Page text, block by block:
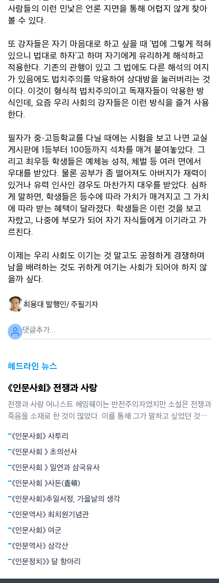
사람들의 이런 민낯은 언론 지면을 통해 어렵지 않게 찾아
볼 수 있다.
또 강자들은 자기 마음대로 하고 싶을 때 '법에 그렇게 적혀
있으니 법대로 하자'고 하며 자기에게 유리하게 해석하고
적용한다. 기존의 관행이 있고 그 법에도 다른 해석의 여지
가 있음에도 법치주의를 악용하여 상대방을 눌러버리는 것
이다. 이것이 형식적 법치주의이고 독재자들이 악용한 방
식인데, 요즘 우리 사회의 강자들은 이런 방식을 즐겨 사용
한다.
필자가 중·고등학교를 다닐 때에는 시험을 보고 나면 교실
게시판에 1등부터 100등까지 석차를 매겨 붙여놓았다. 그
리고 최우등 학생들은 예체능 성적, 체벌 등 여러 면에서
우대를 받았다. 물론 공부가 좀 떨어져도 아버지가 재력이
있거나 유력 인사인 경우도 마찬가지 대우를 받았다. 심하
게 말하면, 학생들은 등수에 따라 가치가 매겨지고 그 가치
에 따라 받는 혜택이 달라졌다. 학생들은 이런 것을 보고
자랐고, 나중에 부모가 되어 자기 자식들에게 이기라고 가
르친다.
이제는 우리 사회도 이기는 것 말고도 공정하게 경쟁하며
남을 배려하는 것도 귀하게 여기는 사회가 되어야 하지 않
을까 싶다.
최용대 발행인/ 주필기자
헤드라인 뉴스
《인문사회》 전쟁과 사랑
전쟁과 사랑 어니스트 헤밍웨이는 반전주의자였지만 소설은 전쟁과
죽음을 소재로 한 것이 많았다. 이를 통해 그가 말하고 싶었던 것은
철학이었다. 그는 그것이 용기로 죽음과 대면함으로써 가능하다고
믿었다. 그의 장편 ‘누구를 위하여 종을 울리나’는 1937년 파시스트
정권과 좌파 공화군으로 갈라져
《인문사회》 사투리
《인문사회 》 초의선사
《인문사회 》 일연과 삼국유사
《인문사회 》사돈(査頓)
《인문사회》추일서정, 가을날의 생각
《인문역사》 최치원기념관
《인문사회》 여군
《인문역사》 삼각산
《인문정치》》 달 항아리